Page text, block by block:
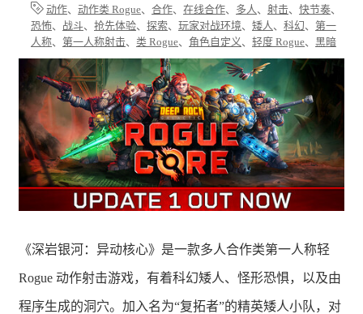
动作、 动作类 Rogue、 合作、 在线合作、 多人 、 射击、 快节奏、
恐怖、 战斗、 抢先体验、 探索、 玩家对战环境、 矮人 、 科幻、 第一
人称、 第一人称射击、 类 Rogue、 角色自定义 、 轻度 Rogue、 黑暗
《深岩银河：异动核心》是一款多人合作类第一人称轻
Rogue 动作射击游戏，有着科幻矮人、怪形恐惧，以及由
程序生成的洞穴。加入名为“复拓者”的精英矮人小队，对